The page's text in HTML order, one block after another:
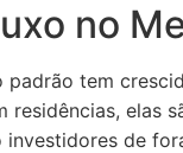
no
tem
elas
de